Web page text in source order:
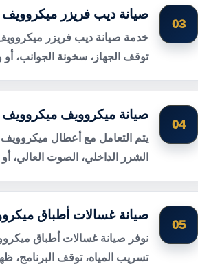
03
صيانة ديب فريزر ميكروويف
خدمة صيانة ديب فريزر ميكروويف
توقف الجهاز، سخونة الجوانب،
04
صيانة ميكروويف ميكروويف
يتم التعامل مع أعطال
الشرر الداخلي، الصوت
05
صيانة غسالات أطباق
نوفر صيانة غسالات أطباق
تسريب المياه، توقف البرنامج،